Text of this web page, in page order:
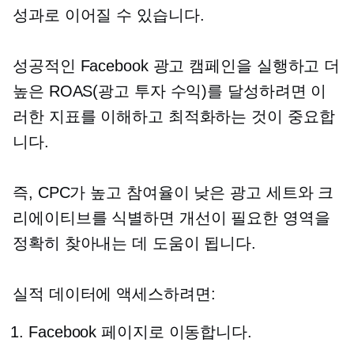
성과로 이어질 수 있습니다.
성공적인 Facebook 광고 캠페인을 실행하고 더
높은 ROAS(광고 투자 수익)를 달성하려면 이
러한 지표를 이해하고 최적화하는 것이 중요합
니다.
즉, CPC가 높고 참여율이 낮은 광고 세트와 크
리에이티브를 식별하면 개선이 필요한 영역을
정확히 찾아내는 데 도움이 됩니다.
실적 데이터에 액세스하려면:
Facebook 페이지로 이동합니다.